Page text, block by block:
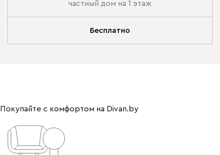
частный дом на 1 этаж
Бесплатно
Покупайте с комфортом на Divan.by